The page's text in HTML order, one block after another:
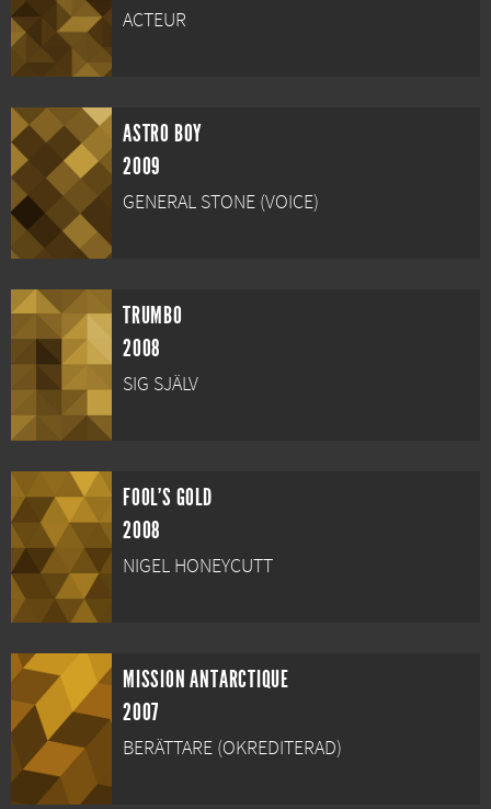
ACTEUR
ASTRO BOY
2009
GENERAL STONE (VOICE)
TRUMBO
2008
SIG SJÄLV
FOOL'S GOLD
2008
NIGEL HONEYCUTT
MISSION ANTARCTIQUE
2007
BERÄTTARE (OKREDITERAD)